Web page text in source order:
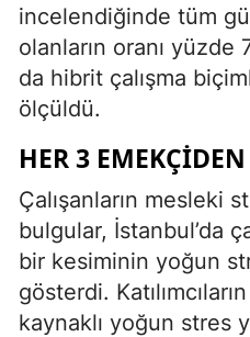
incelendiğinde tüm
olanların oranı yüzde
da hibrit çalışma
ölçüldü.
HER 3
Çalışanların mesleki
bulgular, İstanbul’da
bir kesiminin yoğun
gösterdi.
kaynaklı yoğun stres